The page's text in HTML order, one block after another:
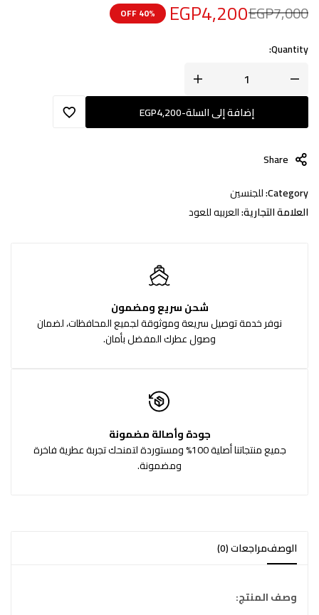
EGP7,000
EGP4,200
40% OFF
Quantity:
إضافة إلى السلة-
EGP4,200
Share
Category: للجنسين
العلامة التجارية:العربيه للعود
شحن سريع ومضمون
نوفر خدمة توصيل سريعة وموثوقة لجميع المحافظات، لضمان
وصول عطرك المفضل بأمان.
جودة وأصالة مضمونة
جميع منتجاتنا أصلية 100% ومستوردة لتمنحك تجربة عطرية فاخرة
ومضمونة.
الوصفمراجعات (0)
وصف المنتج: